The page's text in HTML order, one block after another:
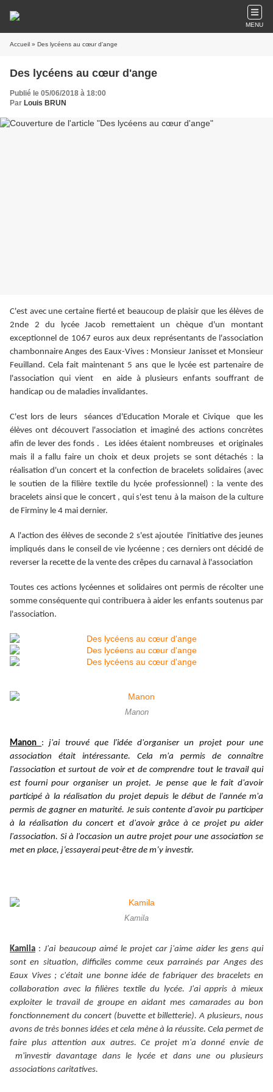
MENU
Accueil » Des lycéens au cœur d'ange
Des lycéens au cœur d'ange
Publié le 05/06/2018 à 18:00
Par Louis BRUN
C'est avec une certaine fierté et beaucoup de plaisir que les élèves de
2nde 2 du lycée Jacob remettaient un chèque d'un montant
exceptionnel de 1067 euros aux deux représentants de l'association
chambonnaire Anges des Eaux-Vives : Monsieur Janisset et Monsieur
Feuilland. Cela fait maintenant 5 ans que le lycée est partenaire de
l'association qui vient en aide à plusieurs enfants souffrant de
handicap ou de maladies invalidantes.
C'est lors de leurs séances d'Education Morale et Civique que les
élèves ont découvert l'association et imaginé des actions concrètes
afin de lever des fonds . Les idées étaient nombreuses et originales
mais il a fallu faire un choix et deux projets se sont détachés : la
réalisation d'un concert et la confection de bracelets solidaires (avec
le soutien de la filière textile du lycée professionnel) : la vente des
bracelets ainsi que le concert , qui s'est tenu à la maison de la culture
de Firminy le 4 mai dernier.
A l'action des élèves de seconde 2 s'est ajoutée l'initiative des jeunes
impliqués dans le conseil de vie lycéenne ; ces derniers ont décidé de
reverser la recette de la vente des crêpes du carnaval à l'association
Toutes ces actions lycéennes et solidaires ont permis de récolter une
somme conséquente qui contribuera à aider les enfants soutenus par
l'association.
Manon
Manon :j'ai trouvé que l'idée d'organiser un projet pour une
association était intéressante. Cela m'a permis de connaître
l'association et surtout de voir et de comprendre tout le travail qui
est fourni pour organiser un projet. Je pense que le fait d'avoir
participé à la réalisation du projet depuis le début de l'année m'a
permis de gagner en maturité. Je suis contente d'avoir pu participer
à la réalisation du concert et d'avoir grâce à ce projet pu aider
l'association. Si à l'occasion un autre projet pour une association se
met en place, j’essayerai peut-être de m’y investir.
Kamila
Kamila :J'ai beaucoup aimé le projet car j'aime aider les gens qui
sont en situation, difficiles comme ceux parrainés par Anges des
Eaux Vives ; c'était une bonne idée de fabriquer des bracelets en
collaboration avec la filières textile du lycée. J'ai appris à mieux
exploiter le travail de groupe en aidant mes camarades au bon
fonctionnement du concert (buvette et billetterie). A plusieurs, nous
avons de très bonnes idées et cela mène à la réussite. Cela permet de
faire plus attention aux autres. Ce projet m'a donné envie de
m'investir davantage dans le lycée et dans une ou plusieurs
associations caritatives.